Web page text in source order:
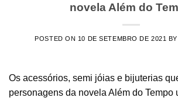
novela Além do
POSTED ON 10 DE SETEMBRO DE 2021 BY
Os acessórios, semi jóias e bijuterias
personagens da novela Além do Tempo